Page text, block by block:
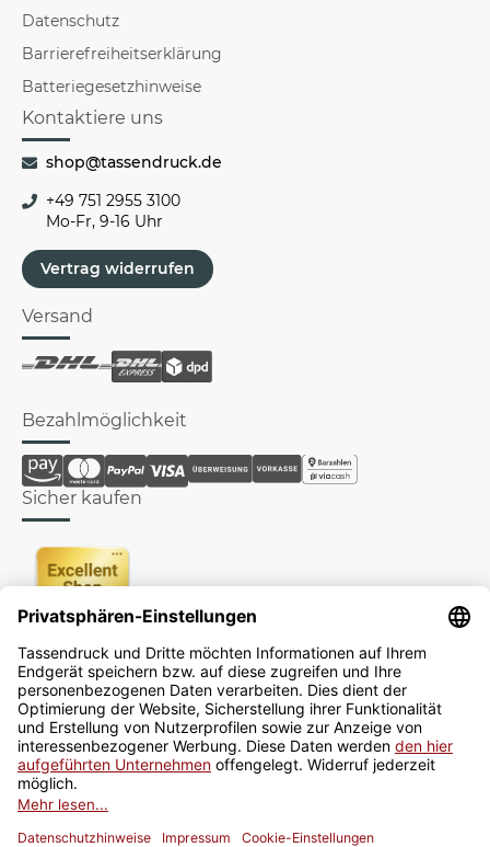
Datenschutz
Barrierefreiheitserklärung
Batteriegesetzhinweise
Kontaktiere uns
shop@tassendruck.de
+49 751 2955 3100
Mo-Fr, 9-16 Uhr
Vertrag widerrufen
Versand
Bezahlmöglichkeit
Sicher kaufen
Newsletter